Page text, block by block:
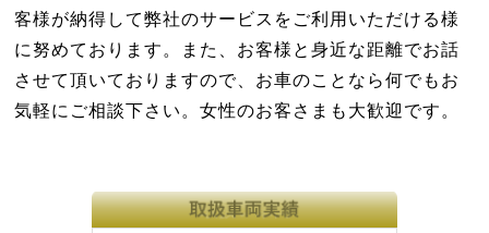
客様が納得して弊社のサービスをご利用いただける様
に努めております。また、お客様と身近な距離でお話
させて頂いておりますので、お車のことなら何でもお
気軽にご相談下さい。女性のお客さまも大歓迎です。